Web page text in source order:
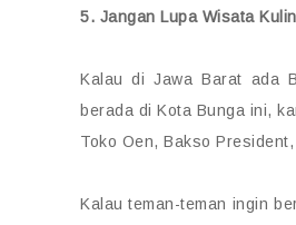
5. Jangan Lupa Wisata
Kalau di Jawa Barat ada
berada di Kota Bunga ini,
Toko Oen, Bakso
Kalau teman-teman ingin